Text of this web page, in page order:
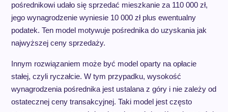
pośrednikowi udało się sprzedać mieszkanie za 110 000 zł,
jego wynagrodzenie wyniesie 10 000 zł plus ewentualny
podatek. Ten model motywuje pośrednika do uzyskania jak
najwyższej ceny sprzedaży.
Innym rozwiązaniem może być model oparty na opłacie
stałej, czyli ryczałcie. W tym przypadku, wysokość
wynagrodzenia pośrednika jest ustalana z góry i nie zależy od
ostatecznej ceny transakcyjnej. Taki model jest często